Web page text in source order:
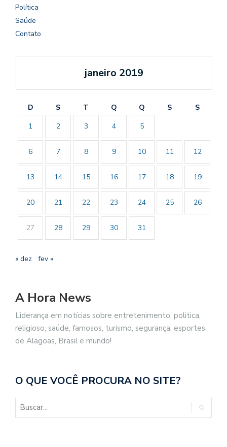
Política
Saúde
Contato
janeiro 2019
D S T Q Q S
S
1
2 3 4 5
6 7 8 9 10 11 12
13 14 15 16 17 18 19
20 21 22 23 24 25 26
27 28 29 30 31
« dez fev »
A Hora News
Liderança em notícias sobre entretenimento, politica,
religioso, saúde, famosos, turismo, segurança, esportes
de Alagoas, Brasil e mundo!
O QUE VOCÊ PROCURA NO SITE?